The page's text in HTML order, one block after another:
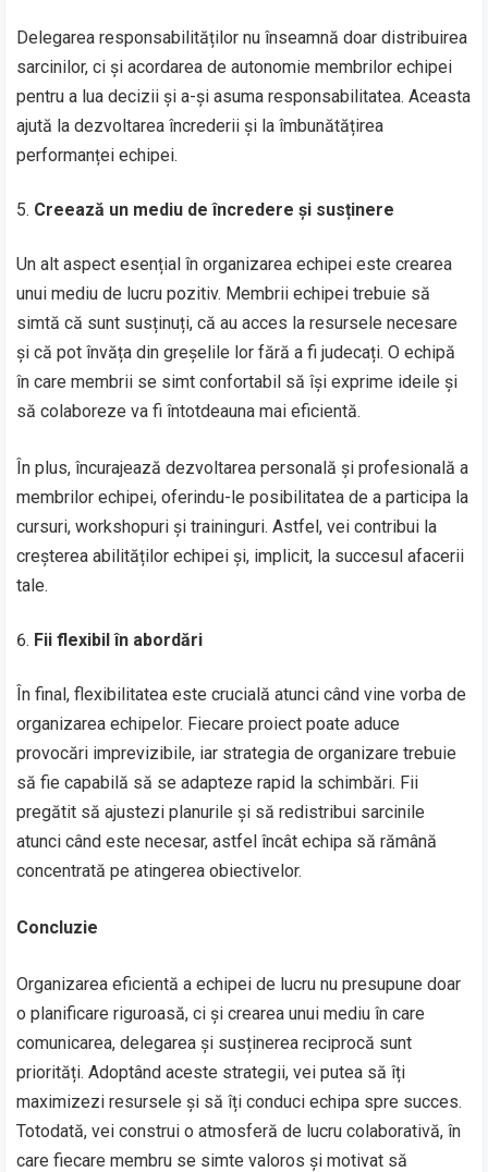
Delegarea responsabilităților nu înseamnă doar distribuirea
sarcinilor, ci și acordarea de autonomie membrilor echipei
pentru a lua decizii și a-și asuma responsabilitatea. Aceasta
ajută la dezvoltarea încrederii și la îmbunătățirea
performanței echipei.
Creează un mediu de încredere și susținere
Un alt aspect esențial în organizarea echipei este crearea
unui mediu de lucru pozitiv. Membrii echipei trebuie să
simtă că sunt susținuți, că au acces la resursele necesare
și că pot învăța din greșelile lor fără a fi judecați. O echipă
în care membrii se simt confortabil să își exprime ideile și
să colaboreze va fi întotdeauna mai eficientă.
În plus, încurajează dezvoltarea personală și profesională a
membrilor echipei, oferindu-le posibilitatea de a participa la
cursuri, workshopuri și traininguri. Astfel, vei contribui la
creșterea abilităților echipei și, implicit, la succesul afacerii
tale.
Fii flexibil în abordări
În final, flexibilitatea este crucială atunci când vine vorba de
organizarea echipelor. Fiecare proiect poate aduce
provocări imprevizibile, iar strategia de organizare trebuie
să fie capabilă să se adapteze rapid la schimbări. Fii
pregătit să ajustezi planurile și să redistribui sarcinile
atunci când este necesar, astfel încât echipa să rămână
concentrată pe atingerea obiectivelor.
Concluzie
Organizarea eficientă a echipei de lucru nu presupune doar
o planificare riguroasă, ci și crearea unui mediu în care
comunicarea, delegarea și susținerea reciprocă sunt
priorități. Adoptând aceste strategii, vei putea să îți
maximizezi resursele și să îți conduci echipa spre succes.
Totodată, vei construi o atmosferă de lucru colaborativă, în
care fiecare membru se simte valoros și motivat să